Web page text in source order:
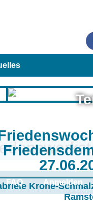
Krone-
FAQ Anmelden